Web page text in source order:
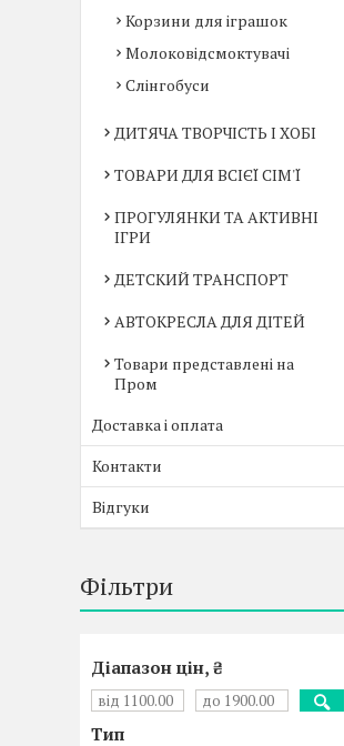
Корзини для іграшок
Молоковідсмоктувачі
Слінгобуси
ДИТЯЧА ТВОРЧІСТЬ І ХОБІ
ТОВАРИ ДЛЯ ВСІЄЇ СІМ'Ї
ПРОГУЛЯНКИ ТА АКТИВНІ
ІГРИ
ДЕТСКИЙ ТРАНСПОРТ
АВТОКРЕСЛА ДЛЯ ДІТЕЙ
Товари представлені на
Пром
Доставка і оплата
Контакти
Відгуки
Фільтри
Діапазон цін, ₴
Тип